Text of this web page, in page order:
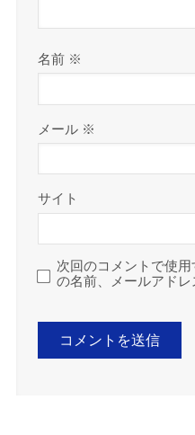
名前 ※
メール ※
サイト
次回のコメントで使
の名前、メールアドレ